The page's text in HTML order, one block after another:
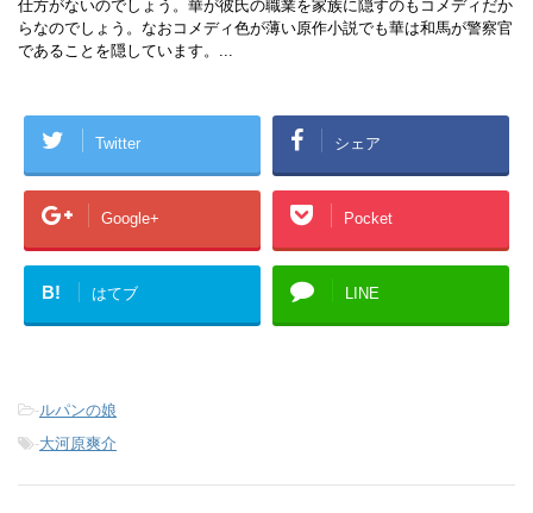
仕方がないのでしょう。華が彼氏の職業を家族に隠すのもコメディだか
らなのでしょう。なおコメディ色が薄い原作小説でも華は和馬が警察官
であることを隠しています。...
Twitter シェア
Google+ Pocket
B! はてブ LINE
-ルパンの娘
-大河原爽介